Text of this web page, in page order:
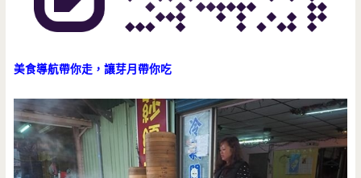
美食導航帶你走，讓芽月帶你吃